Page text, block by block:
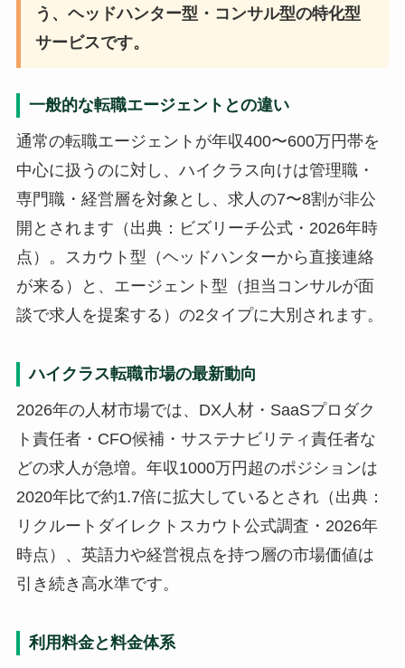
う、ヘッドハンター型・コンサル型の特化型
サービスです。
一般的な転職エージェントとの違い
通常の転職エージェントが年収400〜600万円帯を
中心に扱うのに対し、ハイクラス向けは管理職・
専門職・経営層を対象とし、求人の7〜8割が非公
開とされます（出典：ビズリーチ公式・2026年時
点）。スカウト型（ヘッドハンターから直接連絡
が来る）と、エージェント型（担当コンサルが面
談で求人を提案する）の2タイプに大別されます。
ハイクラス転職市場の最新動向
2026年の人材市場では、DX人材・SaaSプロダク
ト責任者・CFO候補・サステナビリティ責任者な
どの求人が急増。年収1000万円超のポジションは
2020年比で約1.7倍に拡大しているとされ（出典：
リクルートダイレクトスカウト公式調査・2026年
時点）、英語力や経営視点を持つ層の市場価値は
引き続き高水準です。
利用料金と料金体系